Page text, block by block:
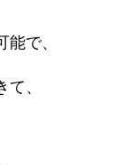
で、
、